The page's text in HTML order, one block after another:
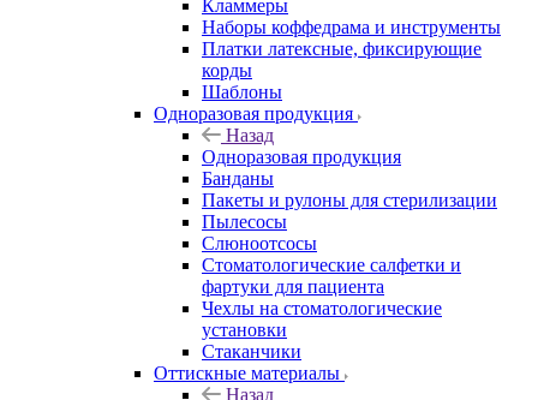
Кламмеры
Наборы коффедрама и инструменты
Платки латексные, фиксирующие
корды
Шаблоны
Одноразовая продукция
Назад
Одноразовая продукция
Банданы
Пакеты и рулоны для стерилизации
Пылесосы
Слюноотсосы
Стоматологические салфетки и
фартуки для пациента
Чехлы на стоматологические
установки
Стаканчики
Оттискные материалы
Назад